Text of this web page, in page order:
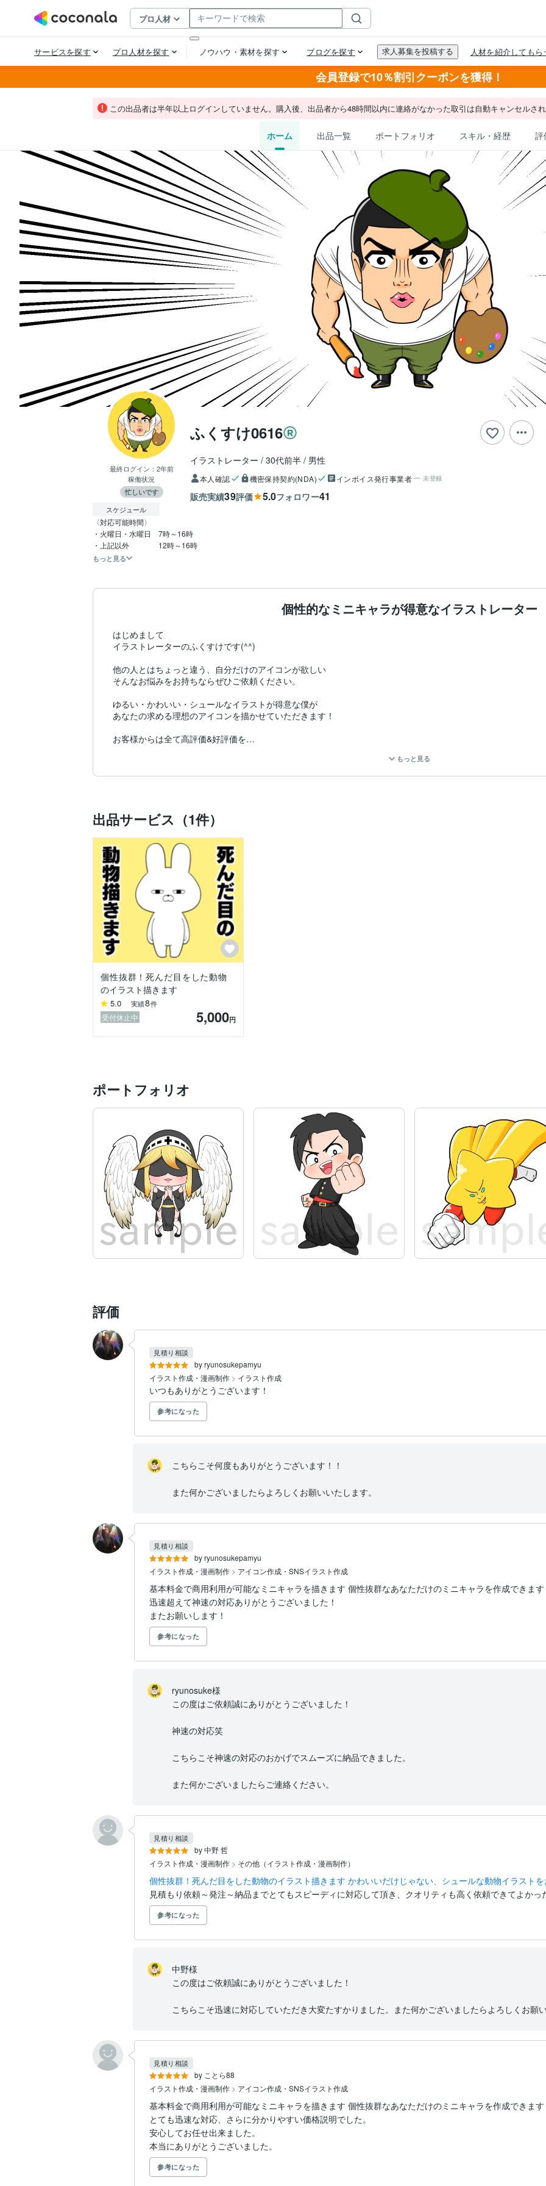
会員登録で10％割引クーポンを獲得！
この出品者は半年以上ログインしていません。購入後、出品者から48時間以内に連絡がなかった取引は自動キャンセルされ
ホーム 出品一覧 ポートフォリオ スキル・経歴 評
最終ログイン： 2年前
稼働状況
忙しいです
ふくすけ0616
イラストレーター 30代前半 男性
本人確認 機密保持契約(NDA) インボイス発行事業者 未登録
販売実績39評価 5.0フォロワー41
スケジュール
〈対応可能時間〉
・火曜日・水曜日　7時～16時
もっと見る
個性的なミニキャラが得意なイラストレーター
はじめまして
イラストレーターのふくすけです(^^)
他の人とはちょっと違う、自分だけのアイコンが欲しい
そんなお悩みをお持ちならぜひご依頼ください。
ゆるい・かわいい・シュールなイラストが得意な僕が
あなたの求める理想のアイコンを描かせていただきます！
お客様からは全て高評価&好評価を
親切・丁寧な対応をさせていただきます。
もっと見る
出品サービス（1件）
個性抜群！死んだ目をした動物
のイラスト描きます
5.0 実績8件
受付休止中 5,000円
ポートフォリオ
評価
by ryunosukepamyu
見積り相談
イラスト作成・漫画制作 > イラスト作成
いつもありがとうございます！
参考になった
こちらこそ何度もありがとうございます！！
また何かございましたらよろしくお願いいたします。
by ryunosukepamyu
見積り相談
イラスト作成・漫画制作 > アイコン作成・SNSイラスト作成
基本料金で商用利用が可能なミニキャラを描きます 個性抜群なあなただけのミニキャラを作成できます
迅速超えて神速の対応ありがとうございました！
またお願いします！
参考になった
ryunosuke様
この度はご依頼誠にありがとうございました！
神速の対応笑
こちらこそ神速の対応のおかげでスムーズに納品できました。
また何かございましたらご連絡ください。
by 中野 哲
見積り相談
イラスト作成・漫画制作 > その他（イラスト作成・漫画制作）
個性抜群！死んだ目をした動物のイラスト描きます かわいいだけじゃない、シュールな動物イラスト
見積もり依頼～発注～納品までとてもスピーディに対応して頂き、クオリティも高く依頼できてよかっ
参考になった
中野様
この度はご依頼誠にありがとうございました！
こちらこそ迅速に対応していただき大変たすかりました。また何かございましたらよろしくお願い
by ことら88
見積り相談
イラスト作成・漫画制作 > アイコン作成・SNSイラスト作成
基本料金で商用利用が可能なミニキャラを描きます 個性抜群なあなただけのミニキャラを作成できます
とても迅速な対応、さらに分かりやすい価格説明でした。
安心してお任せ出来ました。
本当にありがとうございました。
参考になった